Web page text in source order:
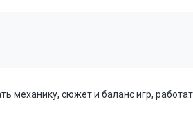
механику, сюжет и баланс игр,